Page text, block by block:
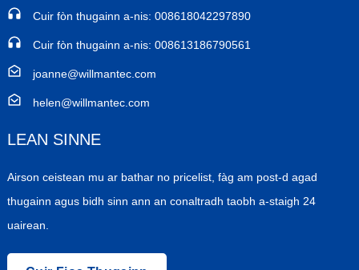
Cuir fòn thugainn a-nis: 008618042297890
Cuir fòn thugainn a-nis: 008613186790561
joanne@willmantec.com
helen@willmantec.com
LEAN SINNE
Airson ceistean mu ar bathar no pricelist, fàg am post-d agad
thugainn agus bidh sinn ann an conaltradh taobh a-staigh 24
uairean.